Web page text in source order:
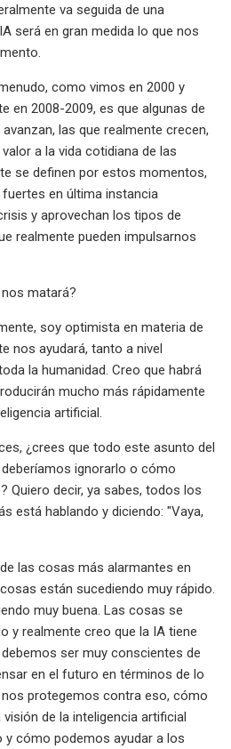
va seguida de una
será en gran medida lo que nos
como vimos en 2000 y
en 2008-2009, es que algunas de
las que realmente crecen,
a la vida cotidiana de las
se definen por estos momentos,
en última instancia
y aprovechan los tipos de
realmente pueden impulsarnos
nos matará?
soy optimista en materia de
nos ayudará, tanto a nivel
la humanidad. Creo que habrá
mucho más rápidamente
artificial.
¿crees que todo este asunto del
ignorarlo o cómo
Quiero decir, ya sabes, todos los
está hablando y diciendo: "Vaya,
de las cosas más alarmantes en
están sucediendo muy rápido.
muy buena. Las cosas se
y realmente creo que la IA tiene
ser muy conscientes de
en el futuro en términos de lo
protegemos contra eso, cómo
de la inteligencia artificial
y cómo podemos ayudar a los